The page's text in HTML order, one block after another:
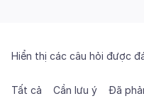
Hiển thị các câu hỏi được
Tất cả Cần lưu ý Đã